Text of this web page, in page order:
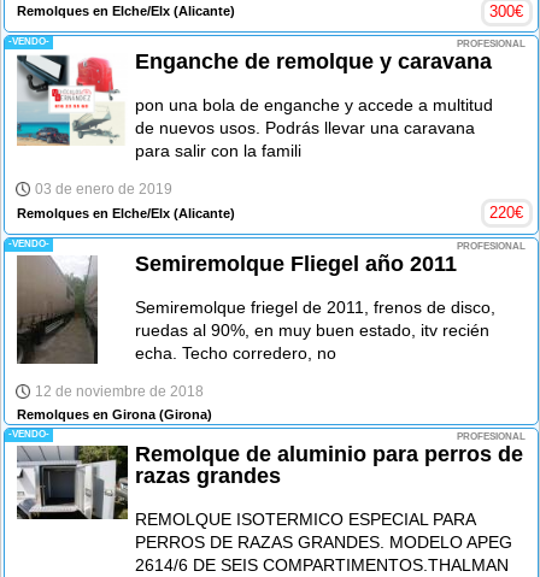
Remolques en Elche/Elx (Alicante) 300€
-VENDO- PROFESIONAL
Enganche de remolque y caravana
pon una bola de enganche y accede a multitud
de nuevos usos. Podrás llevar una caravana
para salir con la famili
03 de enero de 2019
Remolques en Elche/Elx (Alicante) 220€
-VENDO- PROFESIONAL
Semiremolque Fliegel año 2011
Semiremolque friegel de 2011, frenos de disco,
ruedas al 90%, en muy buen estado, itv recién
echa. Techo corredero, no
12 de noviembre de 2018
Remolques en Girona (Girona)
-VENDO- PROFESIONAL
Remolque de aluminio para perros de
razas grandes
REMOLQUE ISOTERMICO ESPECIAL PARA
PERROS DE RAZAS GRANDES. MODELO APEG
2614/6 DE SEIS COMPARTIMENTOS.THALMAN